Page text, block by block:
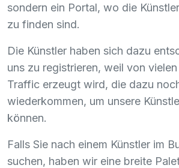
sondern ein Portal, wo die
zu finden sind.
Die Künstler haben sich dazu
uns zu registrieren, weil von
Traffic erzeugt wird, die dazu
wiederkommen, um unsere
können.
Falls Sie nach einem Künstler im
suchen, haben wir eine breite